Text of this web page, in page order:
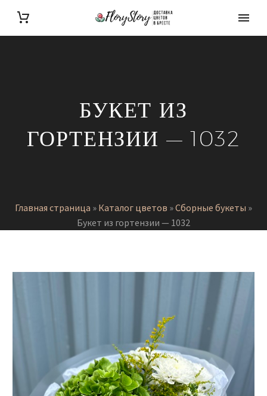
БУКЕТ ИЗ
ГОРТЕНЗИИ — 1032
Главная страница » Каталог цветов »Сборные букеты »
Букет из гортензии — 1032